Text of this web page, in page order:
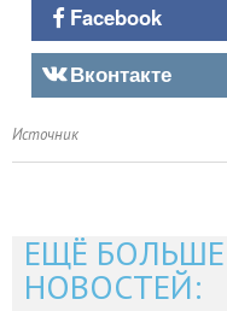
Facebook
Вконтакте
Источник
ЕЩЁ
НОВОСТЕЙ: